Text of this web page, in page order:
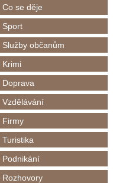
Co se děje
Sport
Služby občanům
Krimi
Doprava
Vzdělávání
Firmy
Turistika
Podnikání
Rozhovory